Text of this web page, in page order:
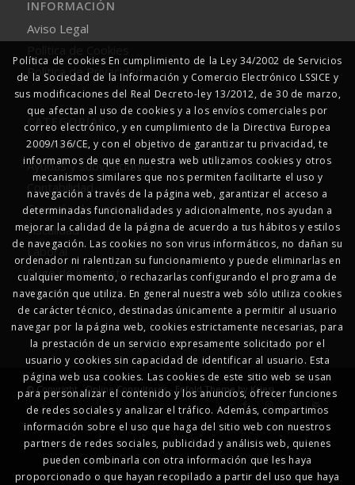
INFORMACIÓN
Aviso Legal
Política de Privacidad
CATEGORÍAS
Autonomos
Ayudas y subvenciones
Contabilidad
Creación de empresas
Fiscalidad
Laboral
Pago de impuestos
RENTA
© Copyright - Online Consultores -Enfold Theme by Kriesi
Política de cookies En cumplimiento de la Ley 34/2002 de Servicios
de la Sociedad de la Información y Comercio Electrónico LSSICE y
sus modificaciones del Real Decreto-ley 13/2012, de 30 de marzo,
que afectan al uso de cookies y a los envíos comerciales por
correo electrónico, y en cumplimiento de la Directiva Europea
2009/136/CE, y con el objetivo de garantizar tu privacidad, te
informamos de que en nuestra web utilizamos cookies y otros
mecanismos similares que nos permiten facilitarte el uso y
navegación a través de la página web, garantizar el acceso a
determinadas funcionalidades y adicionalmente, nos ayudan a
mejorar la calidad de la página de acuerdo a tus hábitos y estilos
de navegación. Las cookies no son virus informáticos, no dañan su
ordenador ni ralentizan su funcionamiento y puede eliminarlas en
cualquier momento, o rechazarlas configurando el programa de
navegación que utiliza. En general nuestra web sólo utiliza cookies
de carácter técnico, destinadas únicamente a permitir al usuario
navegar por la página web, cookies estrictamente necesarias, para
la prestación de un servicio expresamente solicitado por el
usuario y cookies sin capacidad de identificar al usuario. Esta
página web usa cookies. Las cookies de este sitio web se usan
para personalizar el contenido y los anuncios, ofrecer funciones
de redes sociales y analizar el tráfico. Además, compartimos
información sobre el uso que haga del sitio web con nuestros
partners de redes sociales, publicidad y análisis web, quienes
pueden combinarla con otra información que les haya
proporcionado o que hayan recopilado a partir del uso que haya